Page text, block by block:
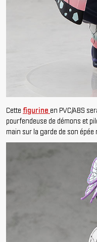
Cette figurine en PVC/ABS
pourfendeuse de démons et
main sur la garde de son épée